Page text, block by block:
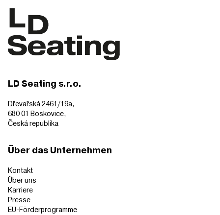
LD Seating s.r.o.
Dřevařská 2461/19a,
680 01 Boskovice,
Česká republika
Über das Unternehmen
Kontakt
Über uns
Karriere
Presse
EU-Förderprogramme